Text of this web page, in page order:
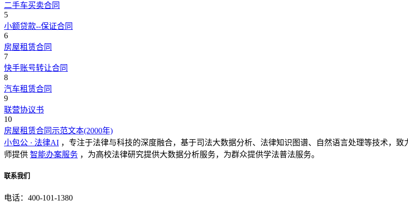
二手车买卖合同
5
小额贷款--保证合同
6
房屋租赁合同
7
快手账号转让合同
8
汽车租赁合同
9
联营协议书
10
房屋租赁合同示范文本(2000年)
小包公 · 法律AI ，专注于法律与科技的深度融合，基于司法大数据分析、法律知识图谱、自然语言处理等技术，
师提供 智能办案服务 ，为高校法律研究提供大数据分析服务，为群众提供学法普法服务。
联系我们
电话：400-101-1380